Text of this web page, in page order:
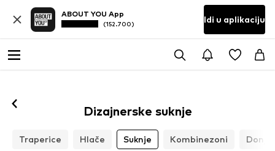
ABOUT YOU App
(152.700) Idi u aplikaciju
Dizajnerske suknje
Traperice Hlače Suknje Kombinezoni Donje